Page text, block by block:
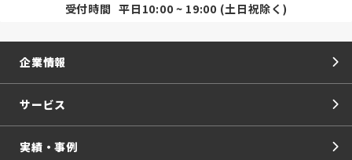
受付時間 平日10:00 ~ 19:00 (土日祝除く)
企業情報
サービス
実績・事例